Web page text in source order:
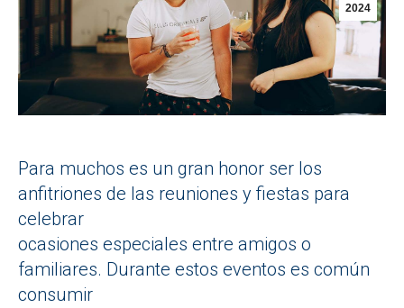
2024
Para muchos es un gran honor ser los
anfitriones de las reuniones y fiestas para
celebrar
ocasiones especiales entre amigos o
familiares. Durante estos eventos es común
consumir